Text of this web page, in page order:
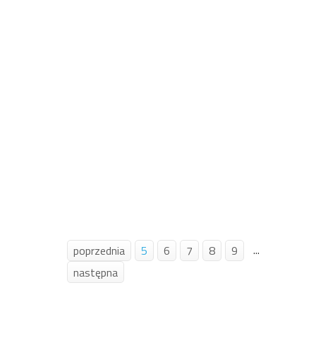
poprzednia 5 6 7 8 9
...
następna